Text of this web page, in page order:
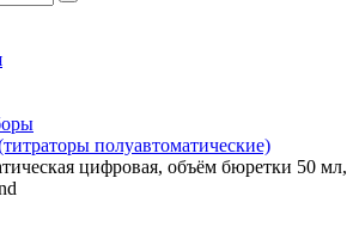
полуавтоматические)
цифровая, объём бюретки 50 мл,